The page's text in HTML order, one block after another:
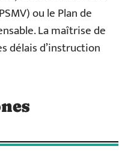
ou le Plan de
La maîtrise de
délais d’instruction